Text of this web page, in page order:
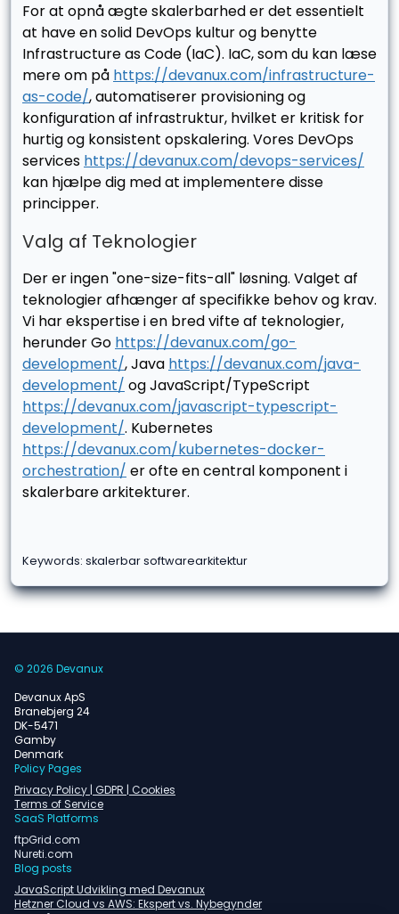
For at opnå ægte skalerbarhed er det essentielt
at have en solid DevOps kultur og benytte
Infrastructure as Code (IaC). IaC, som du kan læse
mere om på https://devanux.com/infrastructure-
as-code/, automatiserer provisioning og
konfiguration af infrastruktur, hvilket er kritisk for
hurtig og konsistent opskalering. Vores DevOps
services https://devanux.com/devops-services/
kan hjælpe dig med at implementere disse
principper.
Valg af Teknologier
Der er ingen "one-size-fits-all" løsning. Valget af
teknologier afhænger af specifikke behov og krav.
Vi har ekspertise i en bred vifte af teknologier,
herunder Go https://devanux.com/go-
development/, Java https://devanux.com/java-
development/ og JavaScript/TypeScript
https://devanux.com/javascript-typescript-
development/. Kubernetes
https://devanux.com/kubernetes-docker-
orchestration/ er ofte en central komponent i
skalerbare arkitekturer.
Keywords: skalerbar softwarearkitektur
© 2026 Devanux
Devanux ApS
Branebjerg 24
DK-5471
Gamby
Denmark
Policy Pages
Privacy Policy | GDPR | Cookies
Terms of Service
SaaS Platforms
ftpGrid.com
Nureti.com
Blog posts
JavaScript Udvikling med Devanux
Hetzner Cloud vs AWS: Ekspert vs. Nybegynder